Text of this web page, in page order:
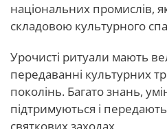
національних промислів,
складовою культурного
Урочисті ритуали мають
передаванні культурних
поколінь. Багато знань,
підтримуються і